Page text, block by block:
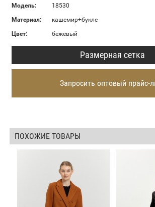
Модель:
18530
Материал:
кашемир+букле
Цвет:
бежевый
Размерная сетка
Запросить оптовый прайс-
ПОХОЖИЕ ТОВАРЫ